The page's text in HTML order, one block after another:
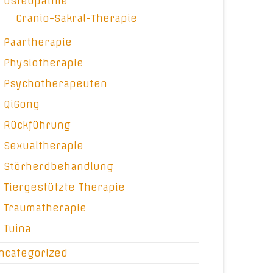
Cranio-Sakral-Therapie
Paartherapie
Physiotherapie
Psychotherapeuten
QiGong
Rückführung
Sexualtherapie
Störherdbehandlung
Tiergestützte Therapie
Traumatherapie
Tuina